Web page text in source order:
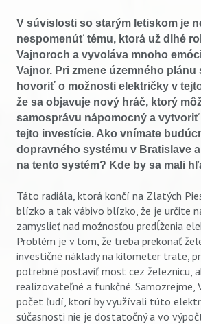
V súvislosti so starým letiskom je
nespomenúť tému, ktorá už dlhé
Vajnoroch a vyvoláva mnoho
Vajnor. Pri zmene územného
hovoriť o možnosti električky v
že sa objavuje nový hráč, ktorý
samosprávu nápomocný a vytvoriť
tejto investície. Ako vnímate
dopravného systému v Bratislave
na tento systém? Kde by sa mali
Táto radiála, ktorá končí na Zlatých
blízko a tak vábivo blízko, že je určite
zamyslieť nad možnosťou predĺženia
Problém je v tom, že treba prekonať
investičné náklady na kilometer trate,
potrebné postaviť most cez železnicu,
realizovateľné a funkčné. Samozrejme,
počet ľudí, ktorí by využívali túto
súčasnosti nie je dostatočný a vo